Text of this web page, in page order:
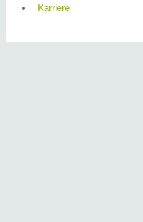
Karriere